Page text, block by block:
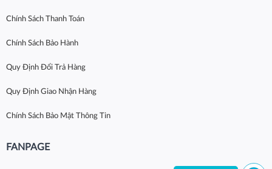
Chính Sách Thanh Toán
Chính Sách Bảo Hành
Quy Định Đổi Trả Hàng
Quy Định Giao Nhận Hàng
Chính Sách Bảo Mật Thông Tin
FANPAGE